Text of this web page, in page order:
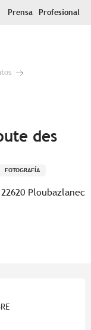
Prensa Profesional
des
FOTOGRAFÍA
Ploubazlanec